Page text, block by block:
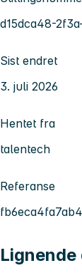
d15dca48-
Sist endret
3. juli 2026
Hentet fra
talentech
Referanse